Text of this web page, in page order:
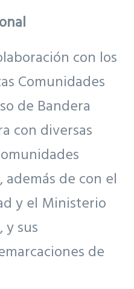
con los
Comunidades
de Bandera
con diversas
de con el
y el Ministerio
sus
de